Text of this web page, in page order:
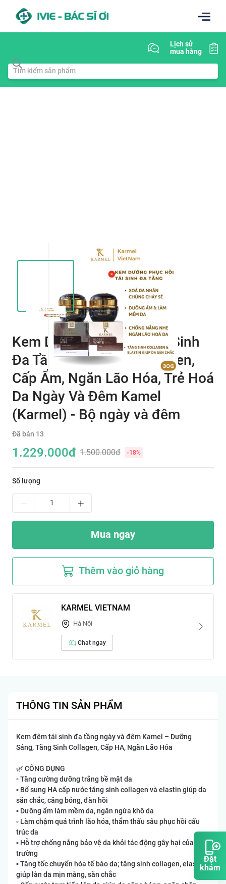
Đặt
khám
Lịch sử
mua hàng
Kem Dưỡng Trắng Da Tái Sinh
Đa Tầng, Tăng Sinh Collagen,
Cấp Ẩm, Ngăn Lão Hóa, Trẻ Hoá
Da Ngày Và Đêm Kamel
(Karmel) - Bộ ngày và đêm
Đã bán 13
1.229.000đ 1.500.000đ -18%
Số lượng
Mua ngay
Thêm vào giỏ hàng
KARMEL VIETNAM
Hà Nội
Chat ngay
THÔNG TIN SẢN PHẨM
Kem đêm tái sinh đa tầng ngày và đêm Kamel – Dưỡng
Sáng, Tăng Sinh Collagen, Cấp HA, Ngăn Lão Hóa
🌿 CÔNG DỤNG
▫️ Tăng cường dưỡng trắng bề mặt da
▫️ Bổ sung HA cấp nước tăng sinh collagen và elastin giúp da
săn chắc, căng bóng, đàn hồi
▫️ Dưỡng ẩm làm mềm da, ngăn ngừa khô da
▫️ Làm chậm quá trình lão hóa, thẩm thấu sâu phục hồi cấu
trúc da
▫️ Hỗ trợ chống nắng bảo vệ da khỏi tác động gây hại của môi
trường
▫️ Tăng tốc chuyển hóa tế bào da; tăng sinh collagen, elastin
giúp làn da mịn màng, săn chắc